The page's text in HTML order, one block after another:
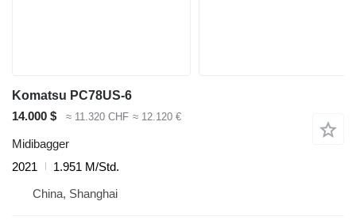
Komatsu PC78US-6
14.000 $
≈ 11.320 CHF ≈ 12.120 €
Midibagger
2021
1.951 M/Std.
China, Shanghai